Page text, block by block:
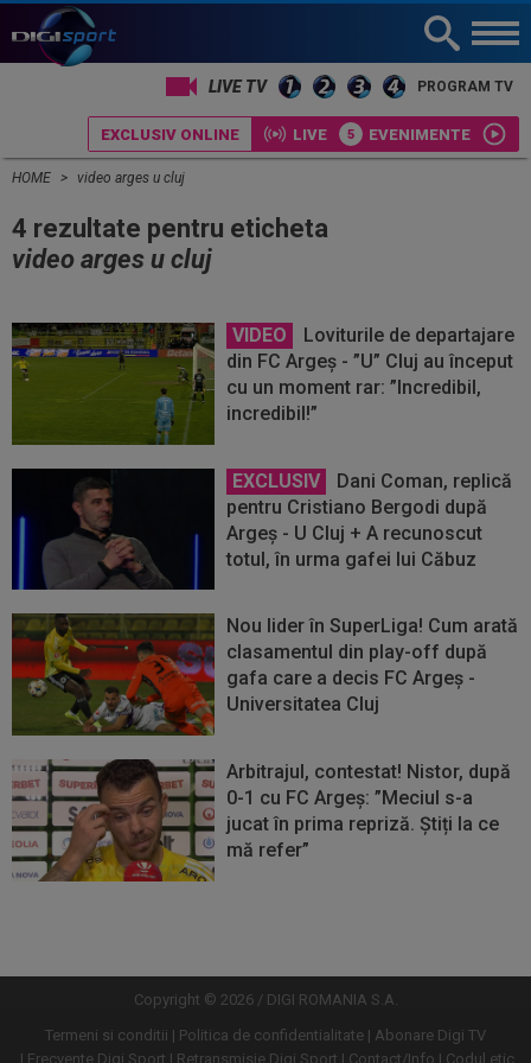
LIVE TV PROGRAM TV
EXCLUSIV ONLINE LIVE EVENIMENTE
HOME video arges u cluj
4 rezultate pentru eticheta
video arges u cluj
VIDEO
Loviturile de departajare
din FC Argeș - ”U” Cluj au început
cu un moment rar: ”Incredibil,
incredibil!”
EXCLUSIV
Dani Coman, replică
pentru Cristiano Bergodi după
Argeș - U Cluj + A recunoscut
totul, în urma gafei lui Căbuz
Nou lider în SuperLiga! Cum arată
clasamentul din play-off după
gafa care a decis FC Argeș -
Universitatea Cluj
Arbitrajul, contestat! Nistor, după
0-1 cu FC Argeș: ”Meciul s-a
jucat în prima repriză. Știți la ce
mă refer”
mai
mai
Copyright © 2026 / DIGI ROMANIA S.A.
Termeni si conditii
Politica de confidentialitate
Abonare Digi TV
Frecvente Digi Sport
Retransmisie Digi Sport Contact/Info Codul etic